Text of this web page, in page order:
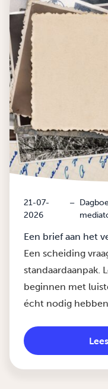
21-07-
2026
–
Een brief aan het
Een scheiding
standaardaanpak.
beginnen met
écht nodig hebben.